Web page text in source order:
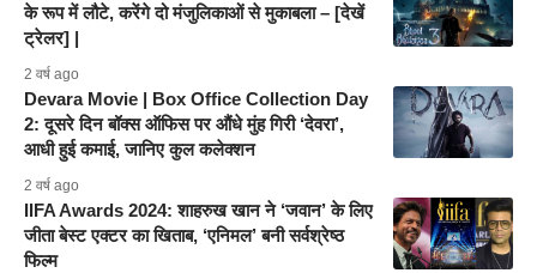
के रूप में लौटे, करेंगे दो मंजुलिकाओं से मुकाबला – [देखें
ट्रेलर] |
2 वर्ष ago
Devara Movie | Box Office Collection Day
2: दूसरे दिन बॉक्स ऑफिस पर औंधे मुंह गिरी ‘देवरा’,
आधी हुई कमाई, जानिए कुल कलेक्शन
2 वर्ष ago
IIFA Awards 2024: शाहरुख खान ने ‘जवान’ के लिए
जीता बेस्ट एक्टर का खिताब, ‘एनिमल’ बनी सर्वश्रेष्ठ
फिल्म